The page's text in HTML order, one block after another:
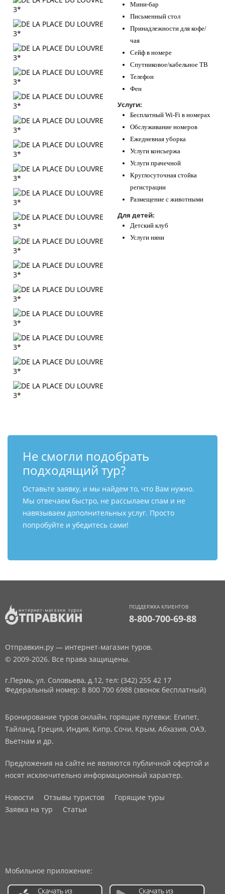
Мини-бар
Письменный стол
Принадлежности для кофе/
чая
Сейф в номере
Спутниковое/кабельное ТВ
Телефон
Фен
Услуги:
Бесплатный Wi-Fi в номерах
Обслуживание номеров
Ежедневная уборка
Услуги консьержа
Услуги прачечной
Круглосуточная стойка
регистрации
Размещение с животными
Для детей:
Детский клуб
Услуги няни
Не смогли подобрать
подходящий тур?
Оставьте заявку, и мы найдем то, что Вам нужно.
Мы отвечаем быстро, не рассылаем спам и не
навязываем дополнительных услуг. Просто
попробуйте и убедитесь сами!
ПОДДЕРЖКА КЛИЕНТОВ
8-800-700-69-88
Отправкин.ру — интернет-магазин туров.
© 2009-2026. Все права защищены.
г.Пермь, ул. Соловьева, д.12, тел: (342) 255 42 17
Федеральный номер: 8 800 700 6988 (звонок бесплатный)
Бронирование туров онлайн, горящие путевки: Египет,
Тайланд, Греция, Индия, Кипр, Сочи, Крым, Абхазия, ОАЭ,
Вьетнам и др.
Предложения на сайте не являются публичной офертой и
носят исключительно информационный характер.
Новости Отзывы туристов
Горящие туры
Заявка на тур
Статьи
Мобильное приложение: